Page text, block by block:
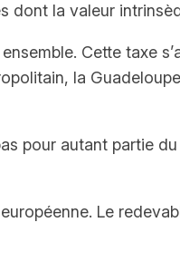
la valeur
Cette taxe
la
pour autant partie
Le